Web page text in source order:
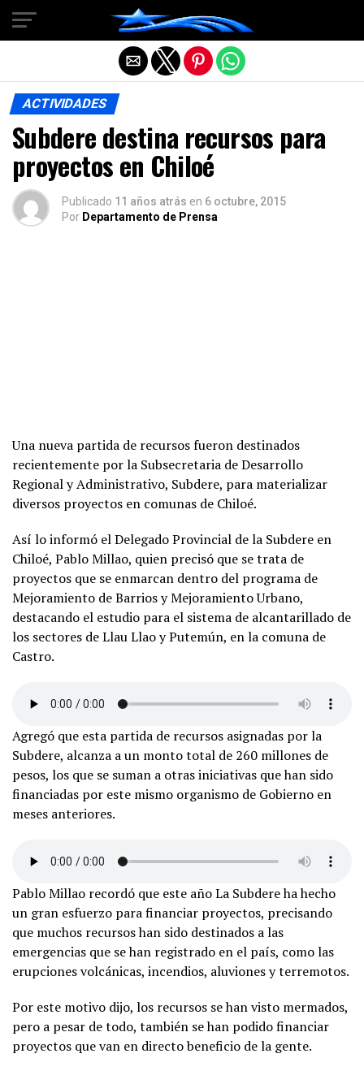
ACTIVIDADES
Subdere destina recursos para
proyectos en Chiloé
Publicado 11 años atrás en 6 octubre, 2015
Por Departamento de Prensa
Una nueva partida de recursos fueron destinados
recientemente por la Subsecretaria de Desarrollo
Regional y Administrativo, Subdere, para materializar
diversos proyectos en comunas de Chiloé.
Así lo informó el Delegado Provincial de la Subdere en
Chiloé, Pablo Millao, quien precisó que se trata de
proyectos que se enmarcan dentro del programa de
Mejoramiento de Barrios y Mejoramiento Urbano,
destacando el estudio para el sistema de alcantarillado de
los sectores de Llau Llao y Putemún, en la comuna de
Castro.
Agregó que esta partida de recursos asignadas por la
Subdere, alcanza a un monto total de 260 millones de
pesos, los que se suman a otras iniciativas que han sido
financiadas por este mismo organismo de Gobierno en
meses anteriores.
Pablo Millao recordó que este año La Subdere ha hecho
un gran esfuerzo para financiar proyectos, precisando
que muchos recursos han sido destinados a las
emergencias que se han registrado en el país, como las
erupciones volcánicas, incendios, aluviones y terremotos.
Por este motivo dijo, los recursos se han visto mermados,
pero a pesar de todo, también se han podido financiar
proyectos que van en directo beneficio de la gente.
Salir de la versión móvil